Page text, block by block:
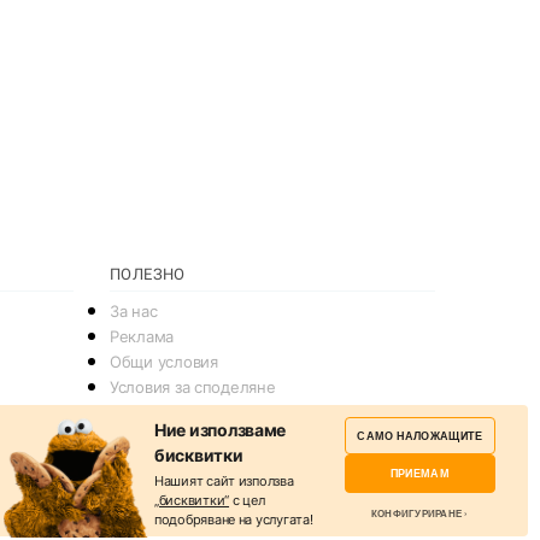
ПОЛЕЗНО
За нас
Реклама
Общи условия
Условия за споделяне
Политика на Бисквитките
Контакти
Ние използваме
бисквитки
Нашият сайт използва
„бисквитки“ с цел
подобряване на услугата!
САМО НАЛОЖАЩИТЕ
ПРИЕМАМ
КОНФИГУРИРАНЕ